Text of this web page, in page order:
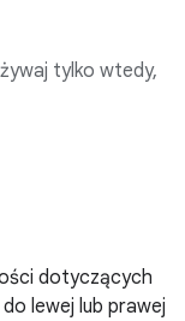
tylko wtedy,
dotyczących
lewej lub prawej